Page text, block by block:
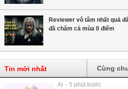
Reviewer vô tâm nhất quả
đã chấm cả mùa 0 điểm
Tin mới nhất Cùng
AI - 5 phút trước